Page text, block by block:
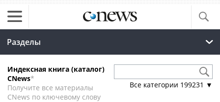
Разделы
Индексная книга (каталог)
CNews*
Получите все материалы
CNews по ключевому слову
Все категории 199231 ▼